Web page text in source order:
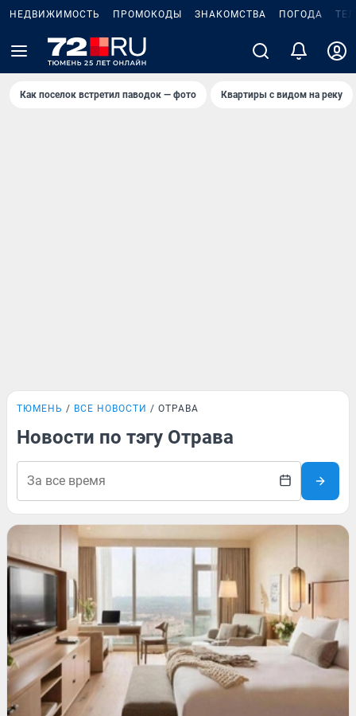
НЕДВИЖИМОСТЬ ПРОМОКОДЫ ЗНАКОМСТВА ПОГОДА
Как поселок встретил паводок — фото Квартиры с видом на реку
ТЮМЕНЬ ВСЕ НОВОСТИ ОТРАВА
Новости по тэгу Отрава